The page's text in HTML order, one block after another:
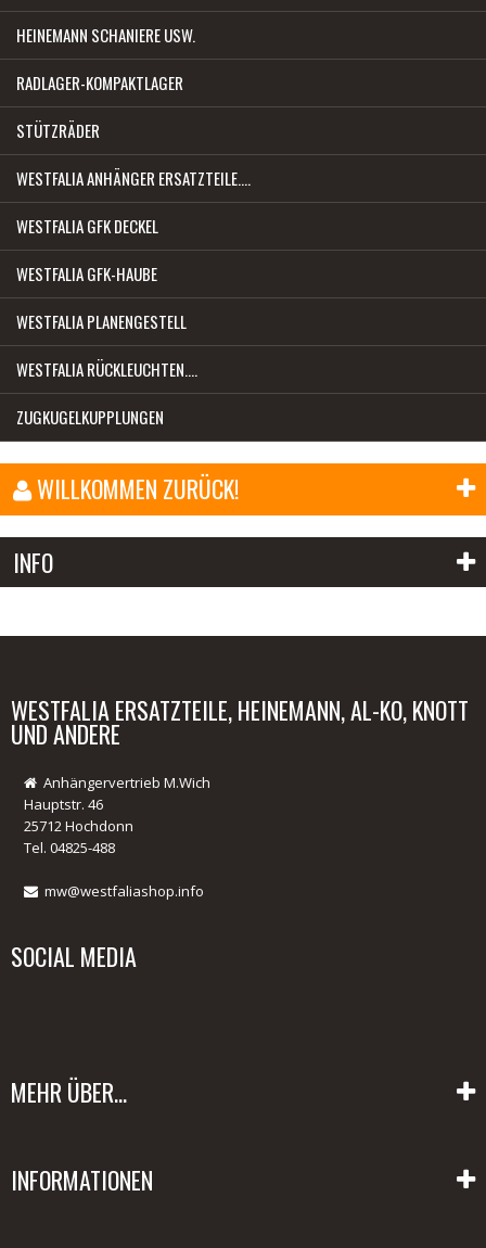
HEINEMANN SCHANIERE USW.
RADLAGER-KOMPAKTLAGER
STÜTZRÄDER
WESTFALIA ANHÄNGER ERSATZTEILE....
WESTFALIA GFK DECKEL
WESTFALIA GFK-HAUBE
WESTFALIA PLANENGESTELL
WESTFALIA RÜCKLEUCHTEN....
ZUGKUGELKUPPLUNGEN
WILLKOMMEN ZURÜCK!
E-Mail-Adresse:
INFO
WESTFALIA ERSATZTEILE, HEINEMANN, AL-KO, KNOTT
UND ANDERE
Anhängervertrieb M.Wich
Hauptstr. 46
25712 Hochdonn
Tel. 04825-488
mw@westfaliashop.info
SOCIAL MEDIA
MEHR ÜBER...
Datenschutz
INFORMATIONEN